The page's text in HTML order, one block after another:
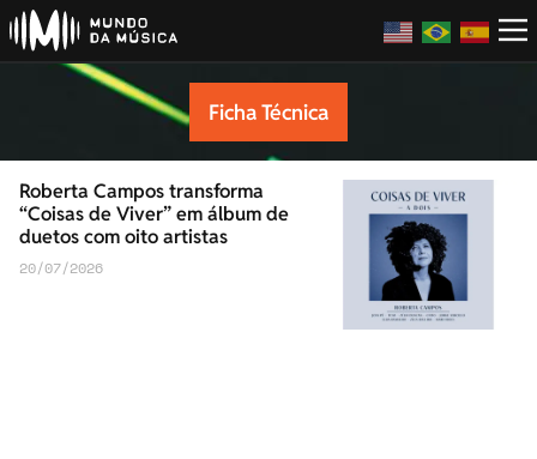
Ficha Técnica
Roberta Campos transforma
“Coisas de Viver” em álbum de
duetos com oito artistas
20/07/2026